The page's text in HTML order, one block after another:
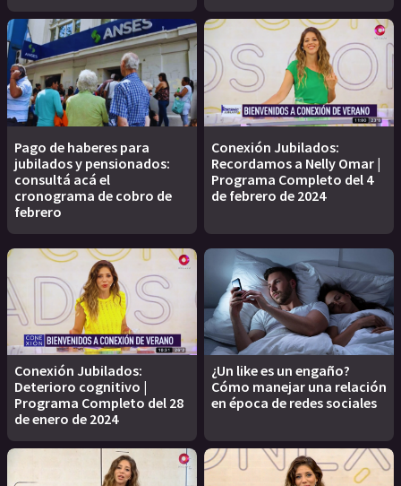
Pago de haberes para
jubilados y pensionados:
consultá acá el
cronograma de cobro de
febrero
Conexión Jubilados:
Recordamos a Nelly Omar |
Programa Completo del 4
de febrero de 2024
Conexión Jubilados:
Deterioro cognitivo |
Programa Completo del 28
de enero de 2024
¿Un like es un engaño?
Cómo manejar una relación
en época de redes sociales